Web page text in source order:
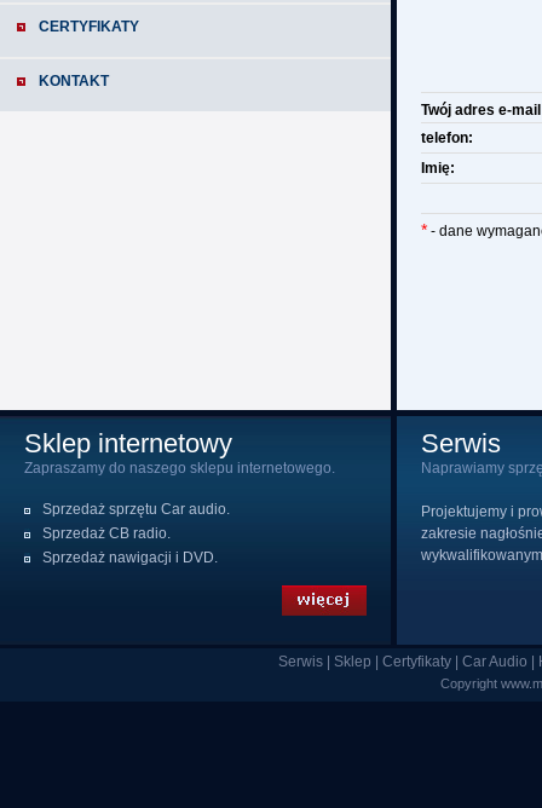
CERTYFIKATY
KONTAKT
Twój adres e-
telefon:
Imię:
* - dane
Sklep internetowy
Zapraszamy do naszego sklepu internetowego.
Sprzedaż sprzętu Car audio.
Sprzedaż CB radio.
Sprzedaż nawigacji i DVD.
Serwis
Naprawiamy
Projektujemy i
zakresie
Serwis Sklep Certyfikaty Car Audio
Copyright